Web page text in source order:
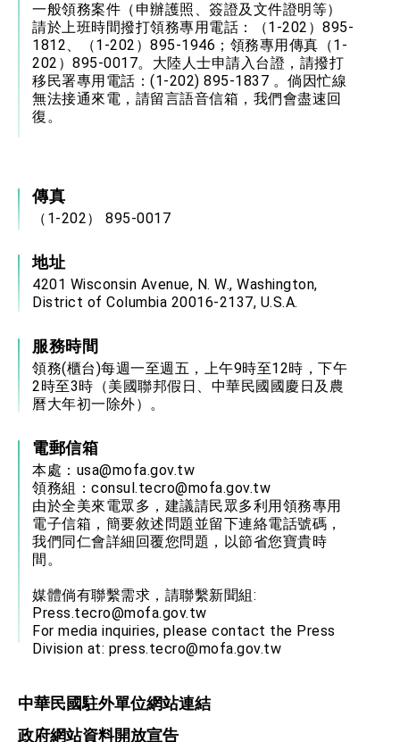
一般領務案件（申辦護照、簽證及文件證明等）
請於上班時間撥打領務專用電話：（1-202）895-
1812、（1-202）895-1946；領務專用傳真（1-
202）895-0017。大陸人士申請入台證，請撥打
移民署專用電話：(1-202) 895-1837 。倘因忙線
無法接通來電，請留言語音信箱，我們會盡速回
復。
傳真
（1-202） 895-0017
地址
4201 Wisconsin Avenue, N. W., Washington,
District of Columbia 20016-2137, U.S.A.
服務時間
領務(櫃台)每週一至週五，上午9時至12時，下午
2時至3時（美國聯邦假日、中華民國國慶日及農
曆大年初一除外）。
電郵信箱
本處： usa@mofa.gov.tw
領務組： consul.tecro@mofa.gov.tw
由於全美來電眾多，建議請民眾多利用領務專用
電子信箱，簡要敘述問題並留下連絡電話號碼，
我們同仁會詳細回覆您問題，以節省您寶貴時
間。
媒體倘有聯繫需求，請聯繫新聞組:
Press.tecro@mofa.gov.tw
For media inquiries, please contact the Press
Division at: press.tecro@mofa.gov.tw
中華民國駐外單位網站連結
政府網站資料開放宣告